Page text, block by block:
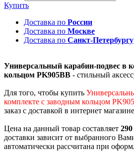
Купить
Доставка по России
Доставка по Москве
Доставка по Санкт-Петербургу
Универсальный карабин-подвес в
кольцом PK905BB - стильный
Для того, чтобы купить
комплекте с заводным кольцом
заказ с доставкой в интернет
Цена на данный товар составляет
доставки зависит от выбранного
автоматически рассчитана при